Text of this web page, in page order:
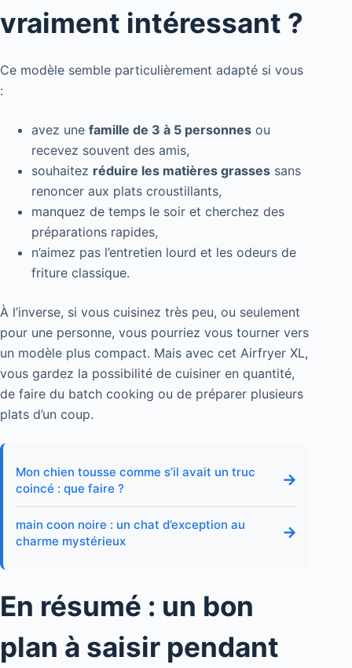
vraiment intéressant ?
Ce modèle semble particulièrement adapté si vous
:
avez une famille de 3 à 5 personnes ou
recevez souvent des amis,
souhaitez réduire les matières grasses sans
renoncer aux plats croustillants,
manquez de temps le soir et cherchez des
préparations rapides,
n’aimez pas l’entretien lourd et les odeurs de
friture classique.
À l’inverse, si vous cuisinez très peu, ou seulement
pour une personne, vous pourriez vous tourner vers
un modèle plus compact. Mais avec cet Airfryer XL,
vous gardez la possibilité de cuisiner en quantité,
de faire du batch cooking ou de préparer plusieurs
plats d’un coup.
Mon chien tousse comme s’il avait un truc
coincé : que faire ?
→
main coon noire : un chat d’exception au
charme mystérieux
→
En résumé : un bon
plan à saisir pendant